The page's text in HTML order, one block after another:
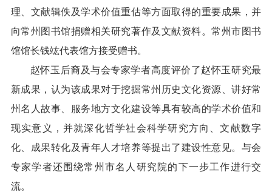
理、文献辑佚及学术价值重估等方面取得的重要成果，并
向常州图书馆捐赠相关研究著作及文献资料。常州市图书
馆馆长钱竑代表馆方接受赠书。
赵怀玉后裔及与会专家学者高度评价了赵怀玉研究最
新成果，认为该成果对于挖掘常州历史文化资源、讲好常
州名人故事、服务地方文化建设等具有较高的学术价值和
现实意义，并就深化哲学社会科学研究方向、文献数字
化、成果转化及青年人才培养等提出了建设性意见。与会
专家学者还围绕常州市名人研究院的下一步工作进行交
流。